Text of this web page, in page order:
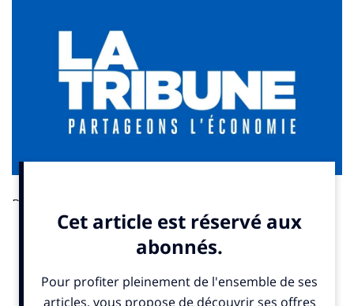
De culture anglo-saxonne, le paddock aime se nourrir de
compétences tricolores. Revue d’effectif avant le Grand Prix
des Pays-Bas, aujourd’hui à Zandvoort. Par Stéphane Colineau.